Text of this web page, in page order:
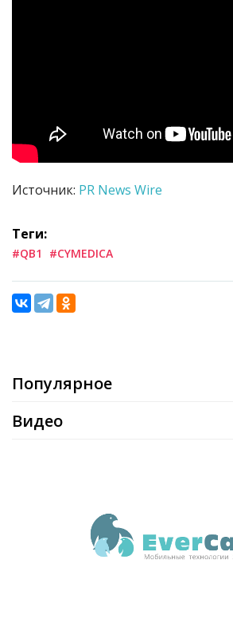
Источник: PR News Wire
Теги:
#QB1 #CYMEDICA
Популярное
Видео